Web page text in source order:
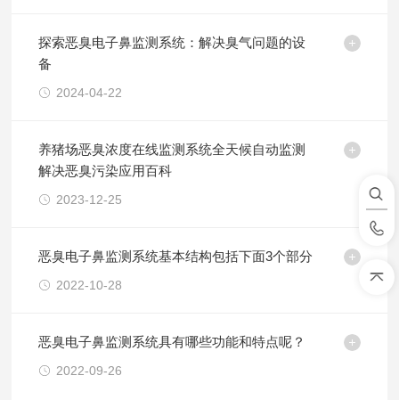
探索恶臭电子鼻监测系统：解决臭气问题的设
备
2024-04-22
养猪场恶臭浓度在线监测系统全天候自动监测
解决恶臭污染应用百科
2023-12-25
恶臭电子鼻监测系统基本结构包括下面3个部分
2022-10-28
恶臭电子鼻监测系统具有哪些功能和特点呢？
2022-09-26